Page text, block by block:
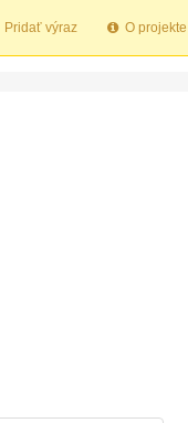
Pridať výraz O projekte